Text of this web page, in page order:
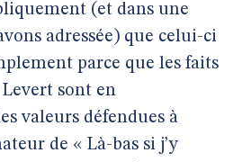
(et dans une
adressée) que celui-ci
parce que les faits
sont en
valeurs défendues à
de « Là-bas si j’y